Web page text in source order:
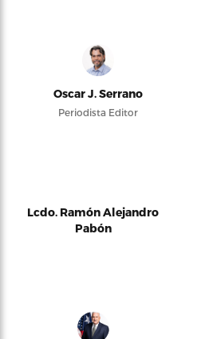
Oscar J. Serrano
Periodista Editor
Lcdo. Ramón Alejandro
Pabón